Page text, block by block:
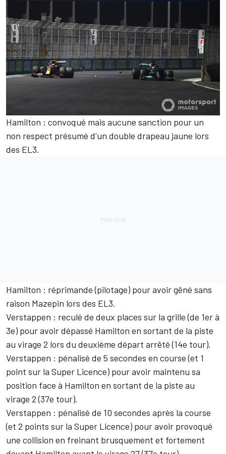
Hamilton : convoqué mais aucune sanction pour un
non respect présumé d'un double drapeau jaune lors
des EL3.
Hamilton : réprimande (pilotage) pour avoir gêné sans
raison Mazepin lors des EL3.
Verstappen : reculé de deux places sur la grille (de 1er à
3e) pour avoir dépassé Hamilton en sortant de la piste
au virage 2 lors du deuxième départ arrêté (14e tour).
Verstappen : pénalisé de 5 secondes en course (et 1
point sur la Super Licence) pour avoir maintenu sa
position face à Hamilton en sortant de la piste au
virage 2 (37e tour).
Verstappen : pénalisé de 10 secondes après la course
(et 2 points sur la Super Licence) pour avoir provoqué
une collision en freinant brusquement et fortement